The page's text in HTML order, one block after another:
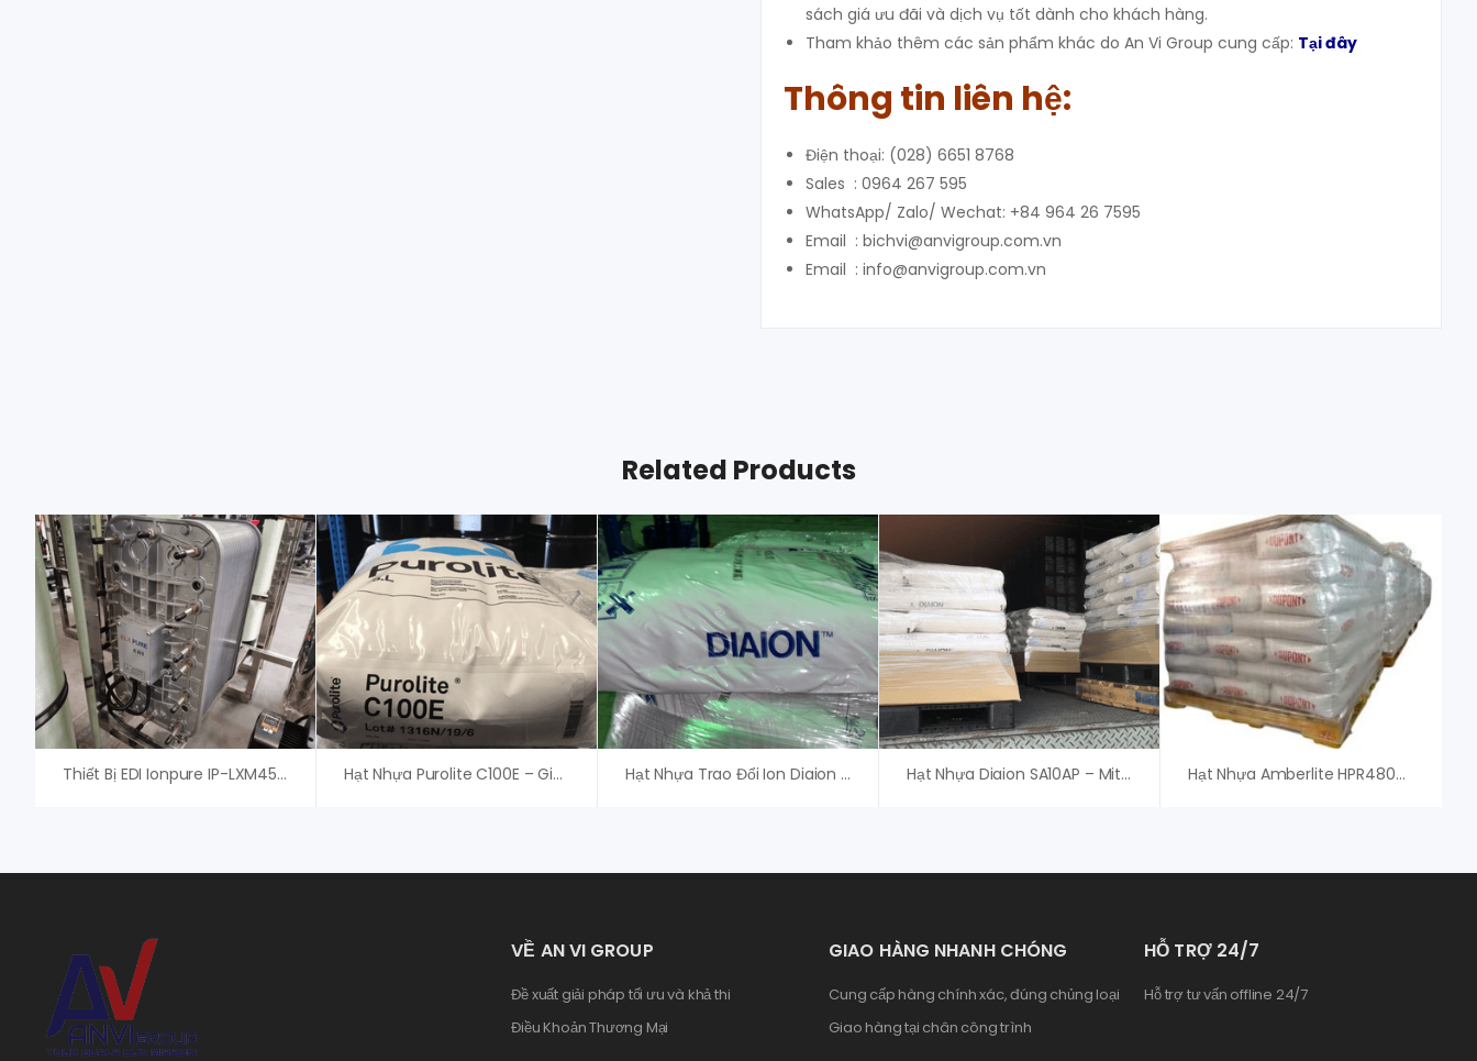
sách giá ưu đãi và dịch vụ tốt dành cho khách hàng.
Tham khảo thêm các sản phẩm khác do An Vi Group cung cấp: Tại đây
Thông tin liên hệ:
Điện thoại: (028) 6651 8768
Sales : 0964 267 595
WhatsApp/ Zalo/ Wechat: +84 964 26 7595
Email : bichvi@anvigroup.com.vn
Email : info@anvigroup.com.vn
Related Products
Thiết Bị EDI Ionpure IP-LXM45HI-3, Xylem (Evoqua) Hạt Nhựa Purolite C100E – Giải Pháp Làm Mềm Nước, Trao Đổi Ion Tối Ưu Cho Hệ Thống Xử Lý Nước Hạt Nhựa Trao Đổi Ion Diaion SK100 – Mitsubishi Hạt Nhựa Diaion SA10AP – Mitsubishi – Giá Tốt Hạt Nhựa Amberlite HPR4800 OH – Dupont
VỀ AN VI GROUP
Đề xuất giải pháp tối ưu và khả thi
Điều Khoản Thương Mại
GIAO HÀNG NHANH CHÓNG
Cung cấp hàng chính xác, đúng chủng loại
Giao hàng tại chân công trình
HỖ TRỢ 24/7
Hỗ trợ tư vấn offline 24/7